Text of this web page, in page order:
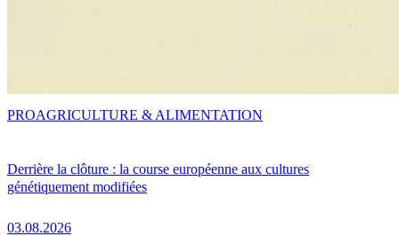
Derrière la clôture : la course européenne aux cultures
génétiquement modifiées
03.08.2026
PROAGRICULTURE & ALIMENTATION